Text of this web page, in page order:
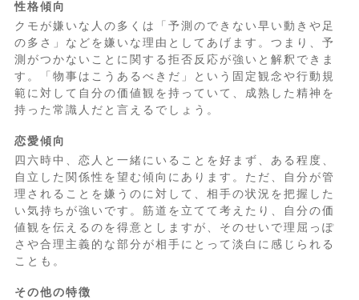
性格傾向
クモが嫌いな人の多くは「予測のできない早い動きや足
の多さ」などを嫌いな理由としてあげます。つまり、予
測がつかないことに関する拒否反応が強いと解釈できま
す。「物事はこうあるべきだ」という固定観念や行動規
範に対して自分の価値観を持っていて、成熟した精神を
持った常識人だと言えるでしょう。
恋愛傾向
四六時中、恋人と一緒にいることを好まず、ある程度、
自立した関係性を望む傾向にあります。ただ、自分が管
理されることを嫌うのに対して、相手の状況を把握した
い気持ちが強いです。筋道を立てて考えたり、自分の価
値観を伝えるのを得意としますが、そのせいで理屈っぽ
さや合理主義的な部分が相手にとって淡白に感じられる
ことも。
その他の特徴